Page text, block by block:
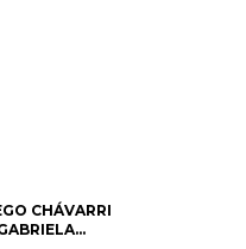
CHÁVARRI